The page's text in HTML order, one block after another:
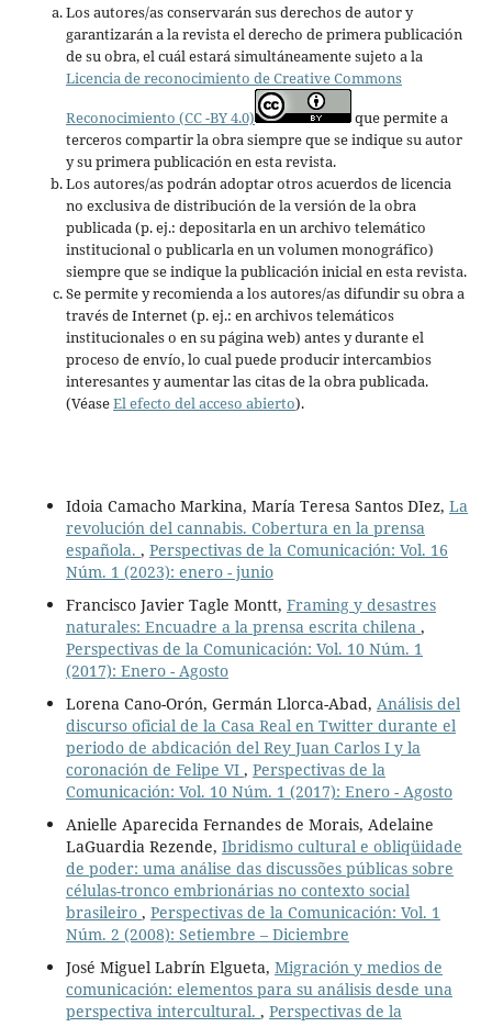
Los autores/as conservarán sus derechos de autor y
garantizarán a la revista el derecho de primera publicación
de su obra, el cuál estará simultáneamente sujeto a la
Licencia de reconocimiento de Creative Commons
Reconocimiento (CC -BY 4.0)
que permite a
terceros compartir la obra siempre que se indique su autor
y su primera publicación en esta revista.
Los autores/as podrán adoptar otros acuerdos de licencia
no exclusiva de distribución de la versión de la obra
publicada (p. ej.: depositarla en un archivo telemático
institucional o publicarla en un volumen monográfico)
siempre que se indique la publicación inicial en esta revista.
Se permite y recomienda a los autores/as difundir su obra a
través de Internet (p. ej.: en archivos telemáticos
institucionales o en su página web) antes y durante el
proceso de envío, lo cual puede producir intercambios
interesantes y aumentar las citas de la obra publicada.
(VéaseEl efecto del acceso abierto).
Idoia Camacho Markina, María Teresa Santos DIez, La
revolución del cannabis. Cobertura en la prensa
española. , Perspectivas de la Comunicación: Vol. 16
Núm. 1 (2023): enero - junio
Francisco Javier Tagle Montt, Framing y desastres
naturales: Encuadre a la prensa escrita chilena ,
Perspectivas de la Comunicación: Vol. 10 Núm. 1
(2017): Enero - Agosto
Lorena Cano-Orón, Germán Llorca-Abad, Análisis del
discurso oficial de la Casa Real en Twitter durante el
periodo de abdicación del Rey Juan Carlos I y la
coronación de Felipe VI , Perspectivas de la
Comunicación: Vol. 10 Núm. 1 (2017): Enero - Agosto
Anielle Aparecida Fernandes de Morais, Adelaine
LaGuardia Rezende, Ibridismo cultural e obliqüidade
de poder: uma análise das discussões públicas sobre
células-tronco embrionárias no contexto social
brasileiro , Perspectivas de la Comunicación: Vol. 1
Núm. 2 (2008): Setiembre – Diciembre
José Miguel Labrín Elgueta, Migración y medios de
comunicación: elementos para su análisis desde una
perspectiva intercultural. , Perspectivas de la